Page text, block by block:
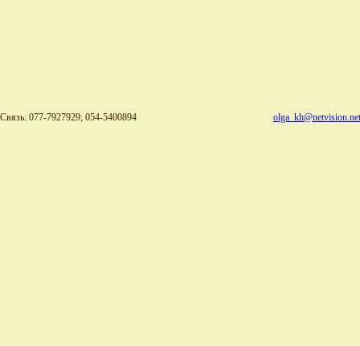
Связь: 077-7927929; 054-5400894